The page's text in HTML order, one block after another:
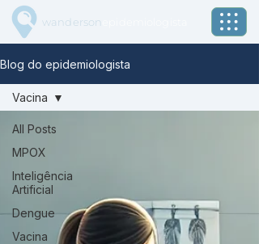
wanderson
Blog do epidemiologista
All Posts
MPOX
Inteligência
Artificial
Dengue
Vacina
Vacina